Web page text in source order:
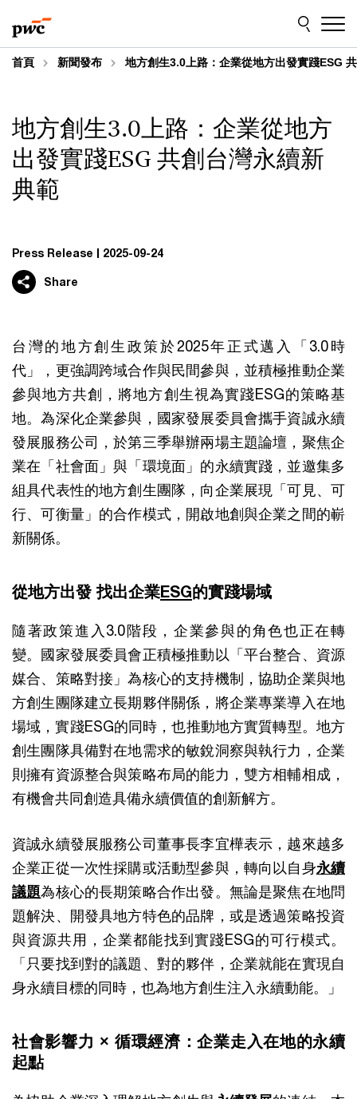
to
content
to
footer
首頁 新聞發布 地方創生3.0上路：企業從地方出發實踐ESG
地方創生3.0上路：企業從地方
出發實踐ESG 共創台灣永續新
典範
Press Release 2025-09-24
Share
台灣的地方創生政策於2025年正式邁入「3.0時
代」，更強調跨域合作與民間參與，並積極推動企業
參與地方共創，將地方創生視為實踐ESG的策略基
地。為深化企業參與，國家發展委員會攜手資誠永續
發展服務公司，於第三季舉辦兩場主題論壇，聚焦企
業在「社會面」與「環境面」的永續實踐，並邀集多
組具代表性的地方創生團隊，向企業展現「可見、可
行、可衡量」的合作模式，開啟地創與企業之間的嶄
新關係。
從地方出發 找出企業ESG的實踐場域
隨著政策進入3.0階段，企業參與的角色也正在轉
變。國家發展委員會正積極推動以「平台整合、資源
媒合、策略對接」為核心的支持機制，協助企業與地
方創生團隊建立長期夥伴關係，將企業專業導入在地
場域，實踐ESG的同時，也推動地方實質轉型。地方
創生團隊具備對在地需求的敏銳洞察與執行力，企業
則擁有資源整合與策略布局的能力，雙方相輔相成，
有機會共同創造具備永續價值的創新解方。
資誠永續發展服務公司董事長李宜樺表示，越來越多
企業正從一次性採購或活動型參與，轉向以自身永續
議題為核心的長期策略合作出發。無論是聚焦在地問
題解決、開發具地方特色的品牌，或是透過策略投資
與資源共用，企業都能找到實踐ESG的可行模式。
「只要找到對的議題、對的夥伴，企業就能在實現自
身永續目標的同時，也為地方創生注入永續動能。」
社會影響力 × 循環經濟：企業走入在地的永續
起點